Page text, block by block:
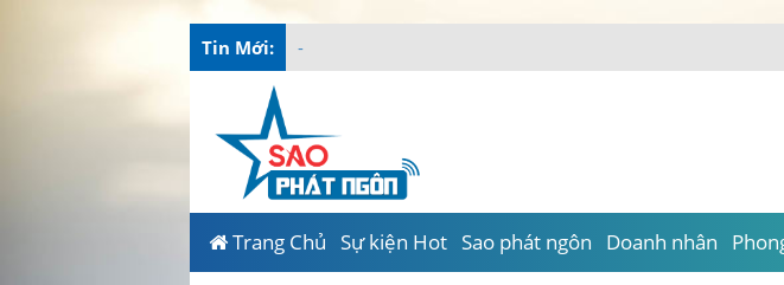
Tin Mới: Hoa hậu Kim Phượng được
Trang Chủ Sự kiện Hot Sao phát ngôn Doanh nhân